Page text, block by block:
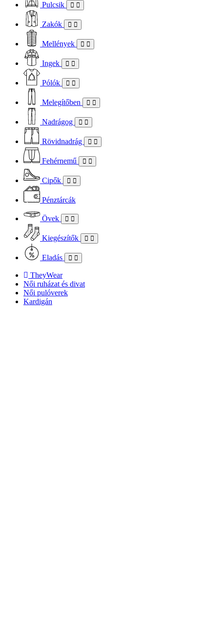
Pulcsik
Zakók
Mellények
Ingek
Pólók
Melegítőben
Nadrágog
Rövidnadrág
Fehérnemű
Cipők
Pénztárcák
Övek
Kiegészítők
Eladás
TheyWear
Női ruházat és divat
Női pulóverek
Kardigán